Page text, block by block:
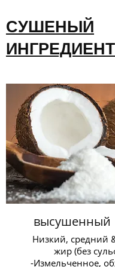
СУШЕНЫЙ
ИНГРЕДИЕНТ
Низкий, средний
жир (без
-Измельченное,